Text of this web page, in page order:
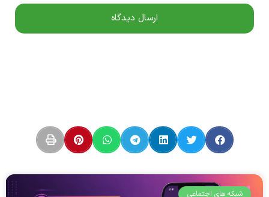
شبکه های اجتماعی